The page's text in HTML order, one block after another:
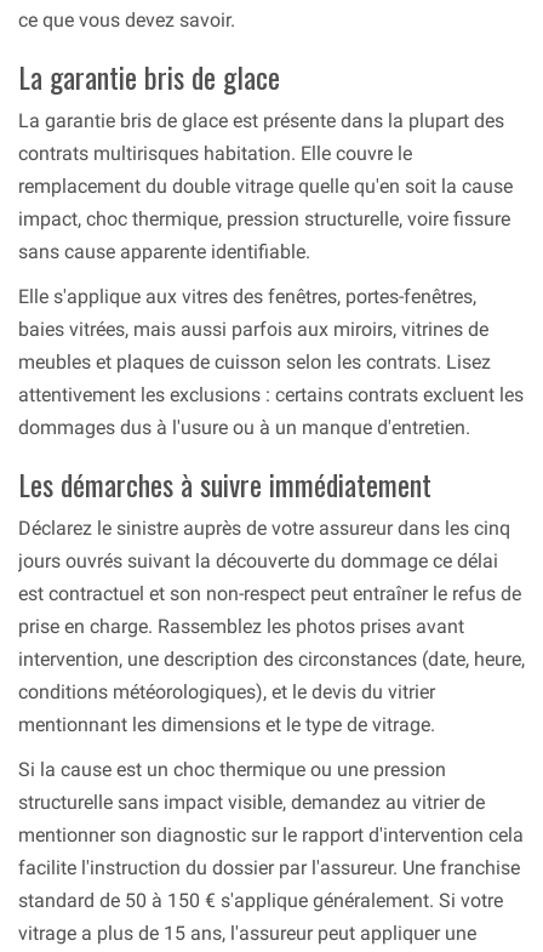
ce que vous devez savoir.
La garantie bris de glace
La garantie bris de glace est présente dans la plupart des
contrats multirisques habitation. Elle couvre le
remplacement du double vitrage quelle qu'en soit la cause
impact, choc thermique, pression structurelle, voire fissure
sans cause apparente identifiable.
Elle s'applique aux vitres des fenêtres, portes-fenêtres,
baies vitrées, mais aussi parfois aux miroirs, vitrines de
meubles et plaques de cuisson selon les contrats. Lisez
attentivement les exclusions : certains contrats excluent les
dommages dus à l'usure ou à un manque d'entretien.
Les démarches à suivre immédiatement
Déclarez le sinistre auprès de votre assureur dans les cinq
jours ouvrés suivant la découverte du dommage ce délai
est contractuel et son non-respect peut entraîner le refus de
prise en charge. Rassemblez les photos prises avant
intervention, une description des circonstances (date, heure,
conditions météorologiques), et le devis du vitrier
mentionnant les dimensions et le type de vitrage.
Si la cause est un choc thermique ou une pression
structurelle sans impact visible, demandez au vitrier de
mentionner son diagnostic sur le rapport d'intervention cela
facilite l'instruction du dossier par l'assureur. Une franchise
standard de 50 à 150 € s'applique généralement. Si votre
vitrage a plus de 15 ans, l'assureur peut appliquer une